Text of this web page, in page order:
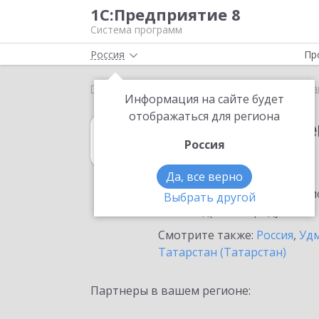
1С:Предприятие 8
Система программ
Россия
Информация на сайте будет
отображаться для региона
Россия
Да, все верно
Выбрать другой
Главная 1С:Государственные и муниципальные
в Ижевске
Ознакомьтесь с
Смотрите также: Россия,
Татарстан (Татарстан)
Партнеры в вашем регионе: